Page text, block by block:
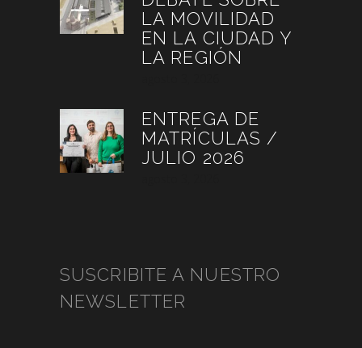
LA MOVILIDAD
EN LA CIUDAD Y
LA REGIÓN
ENTREGA DE
MATRÍCULAS /
JULIO 2026
SUSCRIBITE A NUESTRO
NEWSLETTER